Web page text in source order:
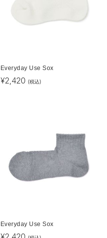
Everyday Use Sox
¥2,420 (税込)
Everyday Use Sox